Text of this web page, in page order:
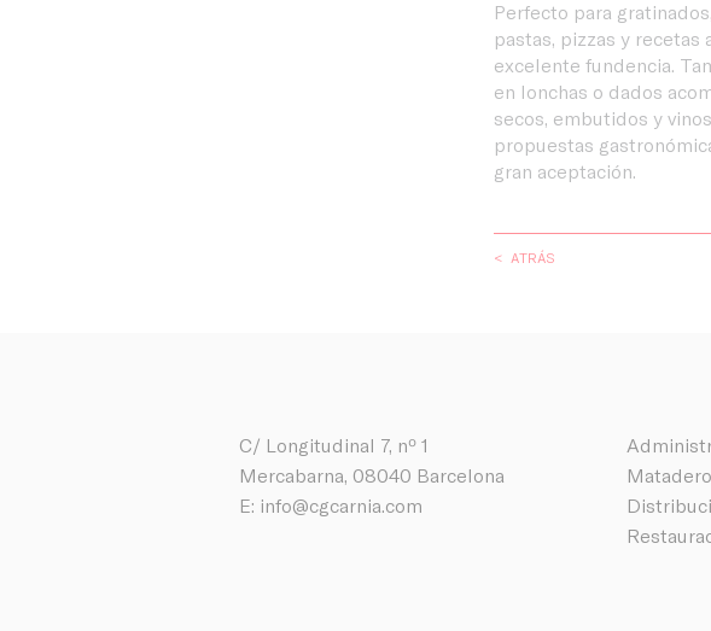
Perfecto para
pastas, pizzas y recetas
excelente fundencia.
en lonchas o dados
secos, embutidos y
propuestas
gran aceptación.
< ATRÁS
C/ Longitudinal 7, nº 1
Mercabarna, 08040 Barcelona
E: info@cgcarnia.com